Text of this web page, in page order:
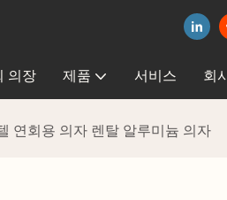
의장 제품 서비스 회
연회용 의자 렌탈 알루미늄 의자